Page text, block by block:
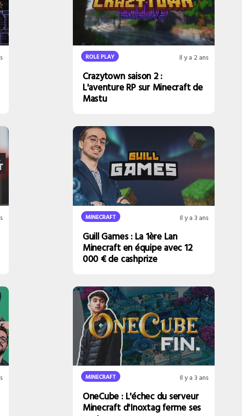
ROLE PLAY Il y a 2 ans
Crazytown saison 2 :
L'aventure RP sur Minecraft de
Mastu
MINECRAFT Il y a 3 ans
Guill Games : La 1ère Lan
Minecraft en équipe avec 12
000 € de cashprize
MINECRAFT Il y a 3 ans
OneCube : L'échec du serveur
Minecraft d'Inoxtag ferme ses